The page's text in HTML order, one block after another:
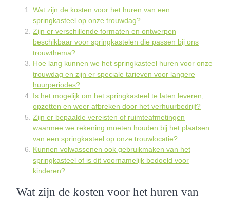
Wat zijn de kosten voor het huren van een
springkasteel op onze trouwdag?
Zijn er verschillende formaten en ontwerpen
beschikbaar voor springkastelen die passen bij ons
trouwthema?
Hoe lang kunnen we het springkasteel huren voor onze
trouwdag en zijn er speciale tarieven voor langere
huurperiodes?
Is het mogelijk om het springkasteel te laten leveren,
opzetten en weer afbreken door het verhuurbedrijf?
Zijn er bepaalde vereisten of ruimteafmetingen
waarmee we rekening moeten houden bij het plaatsen
van een springkasteel op onze trouwlocatie?
Kunnen volwassenen ook gebruikmaken van het
springkasteel of is dit voornamelijk bedoeld voor
kinderen?
Wat zijn de kosten voor het huren van